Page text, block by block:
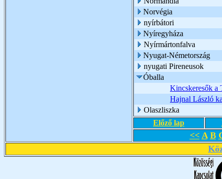
Norvégia
nyírbátori
Nyíregyháza
Nyírmártonfalva
Nyugat-Németország
nyugati Pireneusok
Óballa
Kincskeresők a
Hajnal László
Olaszliszka
Előző lap
<< A B